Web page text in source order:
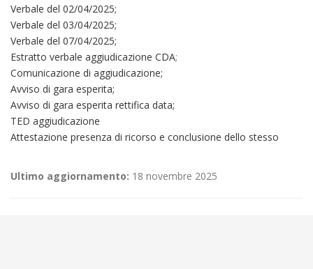
Verbale del 02/04/2025;
Verbale del 03/04/2025;
Verbale del 07/04/2025;
Estratto verbale aggiudicazione CDA;
Comunicazione di aggiudicazione;
Avviso di gara esperita;
Avviso di gara esperita rettifica data;
TED aggiudicazione
Attestazione presenza di ricorso e conclusione dello stesso
Ultimo aggiornamento: 18 novembre 2025